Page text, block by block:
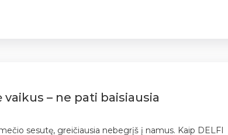
– ne pati baisiausia
sesutę, greičiausia nebegrįš į namus. Kaip DELFI